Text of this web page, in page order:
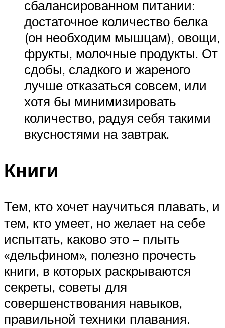
сбалансированном питании:
достаточное количество белка
(он необходим мышцам), овощи,
фрукты, молочные продукты. От
сдобы, сладкого и жареного
лучше отказаться совсем, или
хотя бы минимизировать
количество, радуя себя такими
вкусностями на завтрак.
Книги
Тем, кто хочет научиться плавать, и
тем, кто умеет, но желает на себе
испытать, каково это – плыть
«дельфином», полезно прочесть
книги, в которых раскрываются
секреты, советы для
совершенствования навыков,
правильной техники плавания.